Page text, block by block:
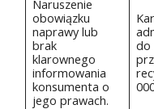
Naruszenie
obowiązku
naprawy lub
brak
klarownego
informowania
konsumenta o
jego prawach.
do